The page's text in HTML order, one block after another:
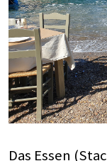
Das Essen